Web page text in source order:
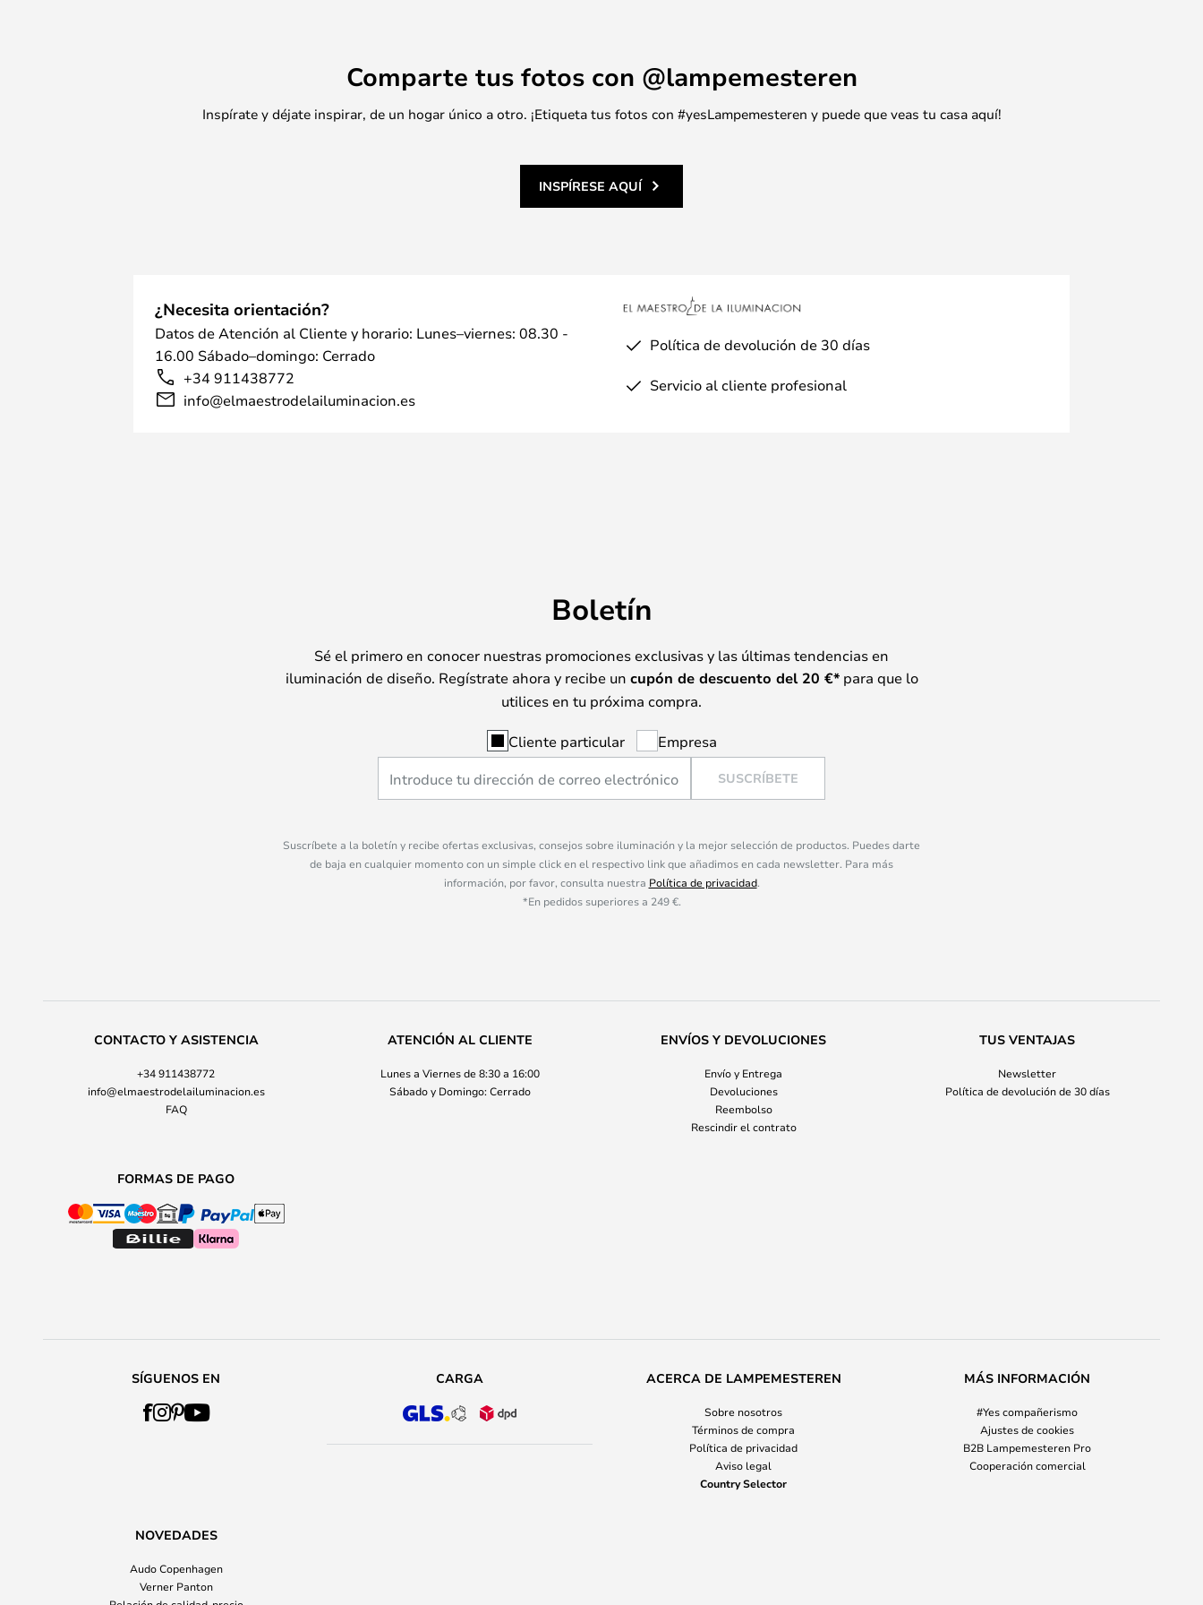
Comparte tus fotos con @lampemesteren
Inspírate y déjate inspirar, de un hogar único a otro. ¡Etiqueta tus fotos con #yesLampemesteren y puede que veas tu casa aquí!
INSPÍRESE AQUÍ
¿Necesita orientación?
Datos de Atención al Cliente y horario: Lunes–viernes: 08.30 -
16.00 Sábado–domingo: Cerrado
+34 911438772
info@elmaestrodelailuminacion.es
Política de devolución de 30 días
Servicio al cliente profesional
Boletín
Sé el primero en conocer nuestras promociones exclusivas y las últimas tendencias en
iluminación de diseño. Regístrate ahora y recibe un cupón de descuento del 20 €*para que lo
utilices en tu próxima compra.
Cliente particular Empresa
SUSCRÍBETE
Suscríbete a la boletín y recibe ofertas exclusivas, consejos sobre iluminación y la mejor selección de productos. Puedes darte
de baja en cualquier momento con un simple click en el respectivo link que añadimos en cada newsletter. Para más
información, por favor, consulta nuestra Política de privacidad.
*En pedidos superiores a 249 €.
CONTACTO Y ASISTENCIA
+34 911438772
info@elmaestrodelailuminacion.es
FAQ
ATENCIÓN AL CLIENTE
Lunes a Viernes de 8:30 a 16:00
Sábado y Domingo: Cerrado
ENVÍOS Y DEVOLUCIONES
Envío y Entrega
Devoluciones
Reembolso
Rescindir el contrato
TUS VENTAJAS
Newsletter
Política de devolución de 30 días
FORMAS DE PAGO
SÍGUENOS EN CARGA ACERCA DE LAMPEMESTEREN
Sobre nosotros
Términos de compra
Política de privacidad
Aviso legal
Country Selector
MÁS INFORMACIÓN
#Yes compañerismo
Ajustes de cookies
B2B Lampemesteren Pro
Cooperación comercial
NOVEDADES
Audo Copenhagen
Verner Panton